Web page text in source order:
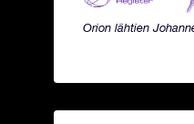
Orion lähtien